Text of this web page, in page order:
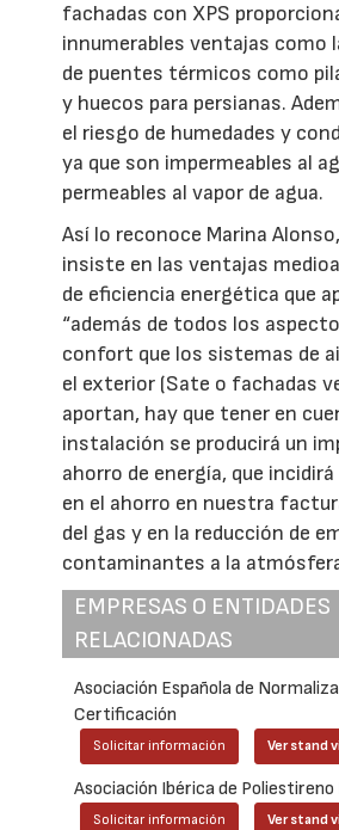
fachadas con XPS
innumerables ventajas como
de puentes térmicos como
y huecos para persianas.
el riesgo de humedades y
ya que son impermeables al
permeables al vapor de agua.
Así lo reconoce Marina
insiste en las ventajas
de eficiencia energética que
“además de todos los
confort que los sistemas de
el exterior (Sate o fachadas
aportan, hay que tener en
instalación se producirá un
ahorro de energía, que
en el ahorro en nuestra
del gas y en la reducción de
contaminantes a la
EMPRESAS O ENTIDADES
RELACIONADAS
Asociación Española de
Certificación
Solicitar información Ver stand
Asociación Ibérica de
Solicitar información Ver stand